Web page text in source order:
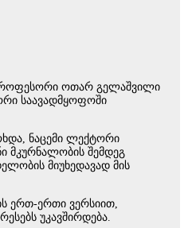
პროფესორი ოთარ გელაშვილი
საავადმყოფოში
ნაცემი ლექტორი
მკურნალობის შემდეგ
მიუხედავად მის
ერთ-ერთი ვერსიით,
უკავშირდება.